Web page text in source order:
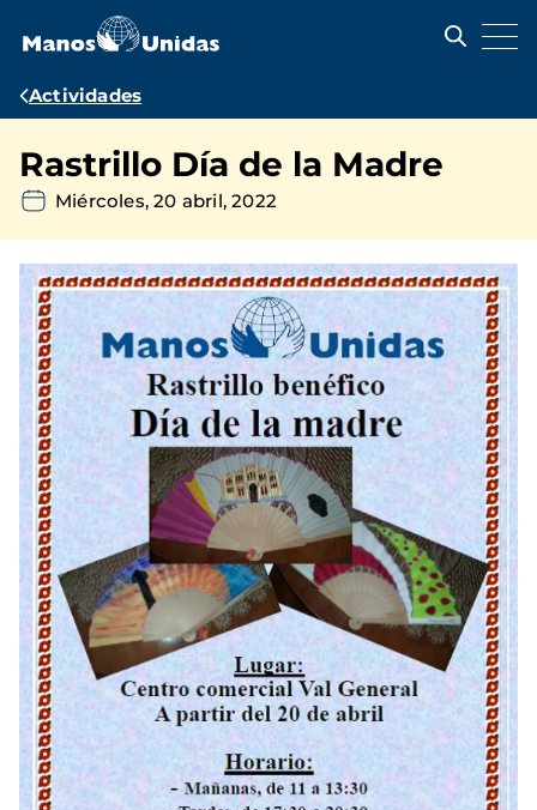
contenido
Ruta
navegación
Actividades
Rastrillo Día de la Madre
Miércoles, 20 abril, 2022